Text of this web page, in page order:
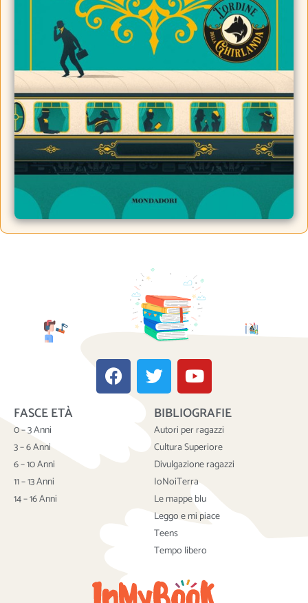
F
a
c
T
w
i
t
t
e
r
Y
o
u
t
u
b
e
FASCE ETÀ
0 – 3 Anni
3 – 6 Anni
6 – 10 Anni
11 – 13 Anni
14 – 16 Anni
BIBLIOGRAFIE
Autori per ragazzi
Cultura Superiore
Divulgazione ragazzi
IoNoiTerra
Le mappe blu
Leggo e mi piace
Teens
Tempo libero